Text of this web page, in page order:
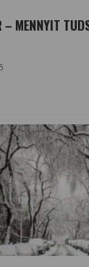
– MENNYIT